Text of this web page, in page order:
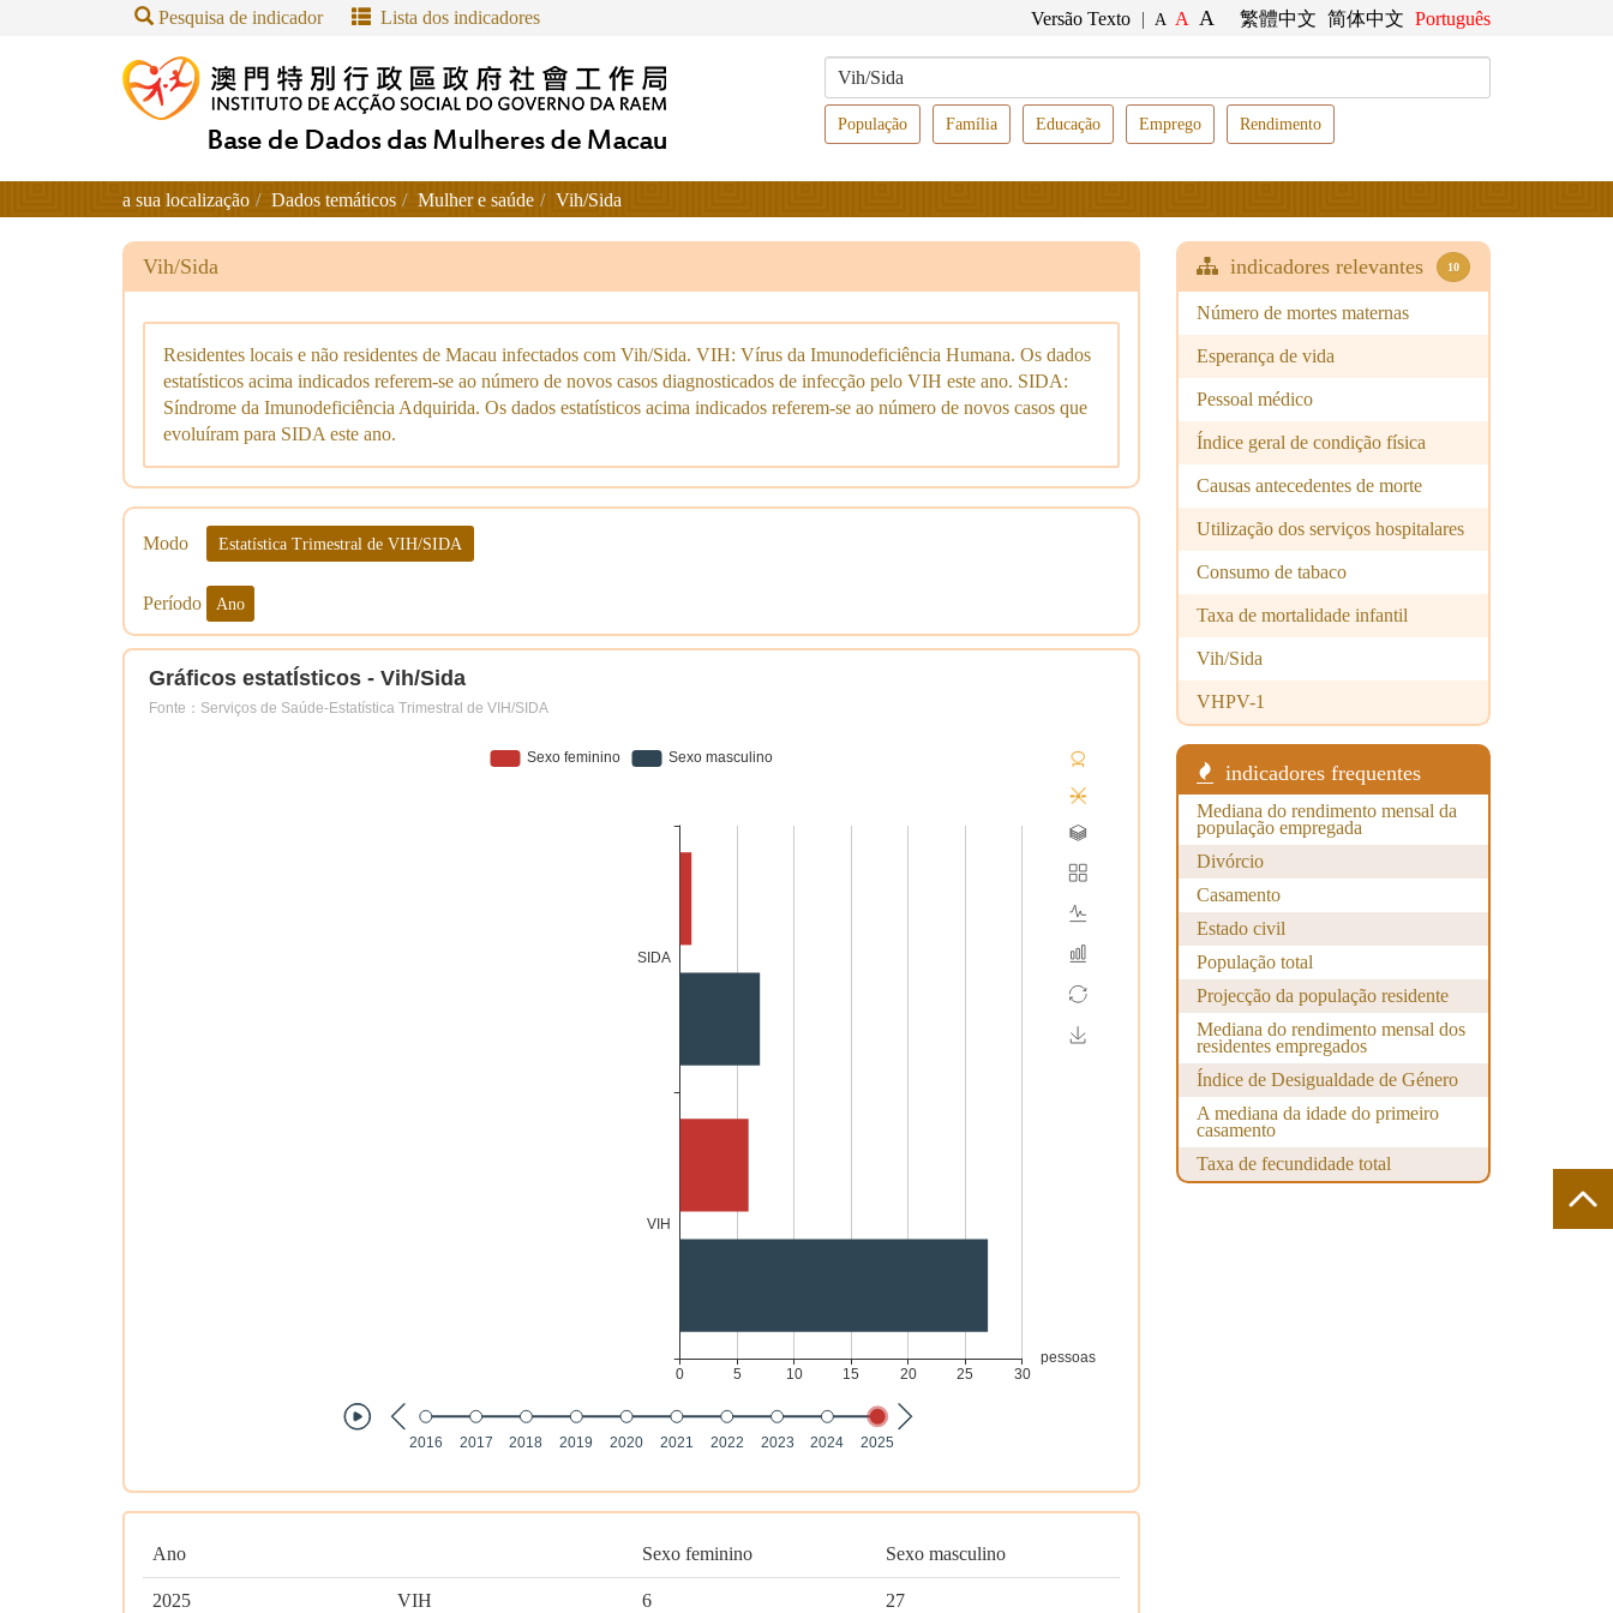
Pesquisa de indicador Lista dos indicadores Versão Texto | A A A 繁體中文 简体中文 Português
População Família Educação Emprego Rendimento
a sua localização Dados temáticos Mulher e saúde Vih/Sida
Vih/Sida
Residentes locais e não residentes de Macau infectados com Vih/Sida. VIH: Vírus da Imunodeficiência Humana. Os dados
estatísticos acima indicados referem-se ao número de novos casos diagnosticados de infecção pelo VIH este ano. SIDA:
Síndrome da Imunodeficiência Adquirida. Os dados estatísticos acima indicados referem-se ao número de novos casos que
evoluíram para SIDA este ano.
Modo Estatística Trimestral de VIH/SIDA
Período Ano
Ano Sexo feminino Sexo masculino
2025 VIH 6 27
indicadores relevantes 10
Número de mortes maternas
Esperança de vida
Pessoal médico
Índice geral de condição física
Causas antecedentes de morte
Utilização dos serviços hospitalares
Consumo de tabaco
Taxa de mortalidade infantil
Vih/Sida
VHPV-1
indicadores frequentes
Mediana do rendimento mensal da
população empregada
Divórcio
Casamento
Estado civil
População total
Projecção da população residente
Mediana do rendimento mensal dos
residentes empregados
Índice de Desigualdade de Género
A mediana da idade do primeiro
casamento
Taxa de fecundidade total